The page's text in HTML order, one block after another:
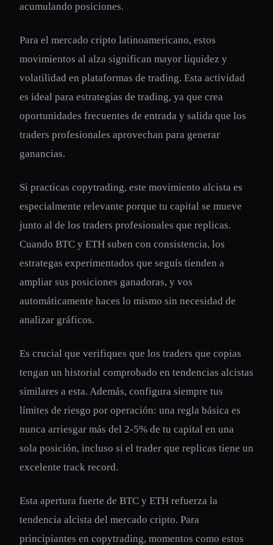
acumulando posiciones.
Para el mercado cripto latinoamericano, estos
movimientos al alza significan mayor liquidez y
volatilidad en plataformas de trading. Esta actividad
es ideal para estrategias de trading, ya que crea
oportunidades frecuentes de entrada y salida que los
traders profesionales aprovechan para generar
ganancias.
Si practicas copytrading, este movimiento alcista es
especialmente relevante porque tu capital se mueve
junto al de los traders profesionales que replicas.
Cuando BTC y ETH suben con consistencia, los
estrategas experimentados que seguís tienden a
ampliar sus posiciones ganadoras, y vos
automáticamente haces lo mismo sin necesidad de
analizar gráficos.
Es crucial que verifiques que los traders que copias
tengan un historial comprobado en tendencias alcistas
similares a esta. Además, configura siempre tus
límites de riesgo por operación: una regla básica es
nunca arriesgar más del 2-5% de tu capital en una
sola posición, incluso si el trader que replicas tiene un
excelente track record.
Esta apertura fuerte de BTC y ETH refuerza la
tendencia alcista del mercado cripto. Para
principiantes en copytrading, momentos como estos